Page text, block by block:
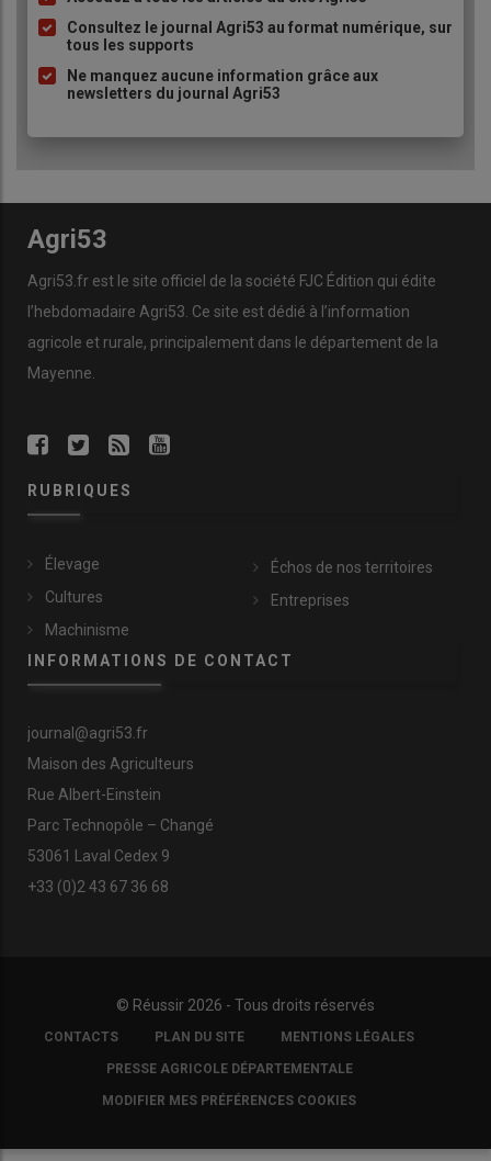
à
puce
Consultez le journal Agri53 au format numérique, sur
tous les supports
Ne manquez aucune information grâce aux
newsletters du journal Agri53
Agri53
Agri53.fr est le site officiel de la société FJC Édition qui édite
l’hebdomadaire Agri53. Ce site est dédié à l’information
agricole et rurale, principalement dans le département de la
Mayenne.
RUBRIQUES
Élevage
Cultures
Machinisme
Échos de nos territoires
Entreprises
INFORMATIONS DE CONTACT
journal@agri53.fr
Maison des Agriculteurs
Rue Albert-Einstein
Parc Technopôle – Changé
53061 Laval Cedex 9
+33 (0)2 43 67 36 68
© Réussir 2026 - Tous droits réservés
FOOTER
COPYRIGHT
CONTACTS PLAN DU SITE MENTIONS LÉGALES
PRESSE AGRICOLE DÉPARTEMENTALE
MODIFIER MES PRÉFÉRENCES COOKIES